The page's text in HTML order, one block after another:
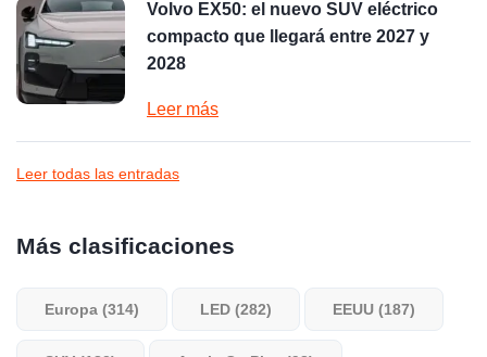
Volvo EX50: el nuevo SUV eléctrico
compacto que llegará entre 2027 y
2028
Leer más
Leer todas las entradas
Más clasificaciones
Europa (314) LED (282) EEUU (187)